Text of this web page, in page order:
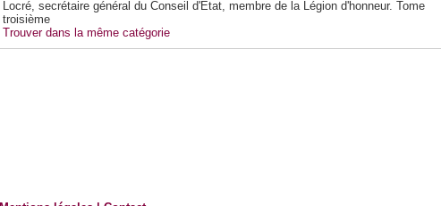
Locré, secrétaire général du Conseil d'Etat, membre de la Légion d'honneur. Tome
troisième
Trouver dans la même catégorie